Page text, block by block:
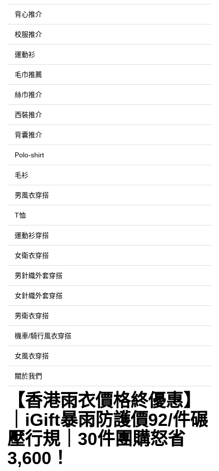
背心推介
校服推介
運動衫
毛巾推薦
絲巾推介
西裝推介
背囊推介
Polo-shirt
毛衫
男風衣穿搭
T恤
運動衫穿搭
女衛衣穿搭
男針織外套穿搭
女針織外套穿搭
男衛衣穿搭
機車/騎行風衣穿搭
女風衣穿搭
關於我們
【香港雨衣價格終優惠】
｜iGift暴雨防護價92/件碾
壓行規｜30件團購怒省
3,600！​​